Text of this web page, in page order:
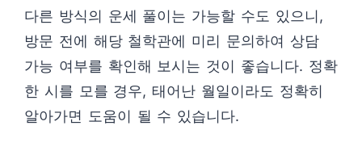
다른 방식의 운세 풀이는 가능할 수도 있으니,
방문 전에 해당 철학관에 미리 문의하여 상담
가능 여부를 확인해 보시는 것이 좋습니다. 정확
한 시를 모를 경우, 태어난 월일이라도 정확히
알아가면 도움이 될 수 있습니다.